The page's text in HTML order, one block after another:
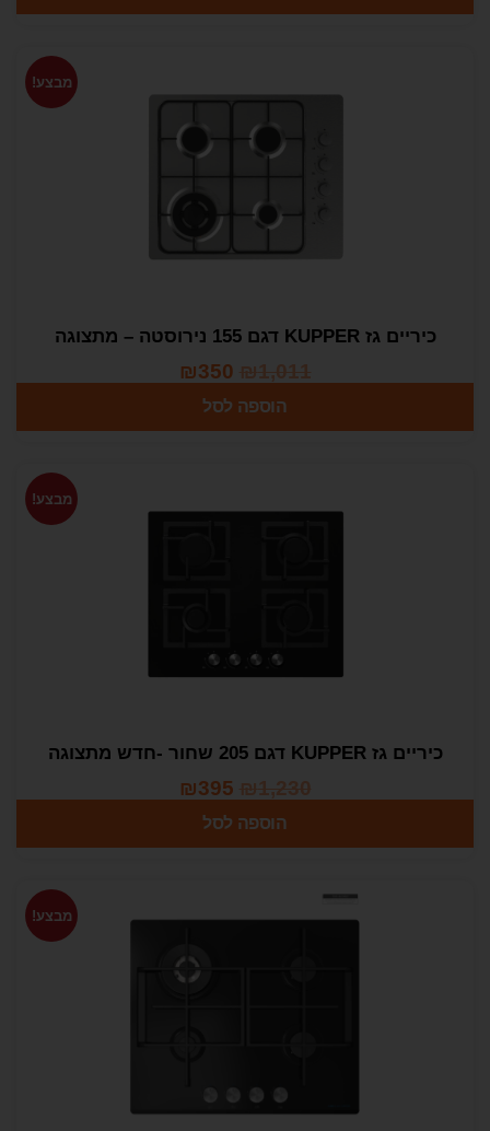
מבצע!
כיריים גז KUPPER דגם 155 נירוסטה – מתצוגה
₪1,011
₪350
הוספה לסל
מבצע!
כיריים גז KUPPER דגם 205 שחור -חדש מתצוגה
₪1,230
₪395
הוספה לסל
מבצע!